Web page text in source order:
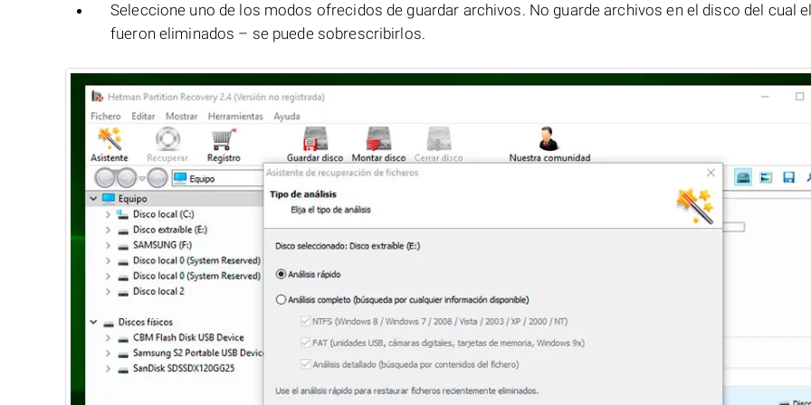
Seleccione uno de los modos ofrecidos de guardar archivos. No guarde archivos en el disco del cual
fueron eliminados – se puede sobrescribirlos.